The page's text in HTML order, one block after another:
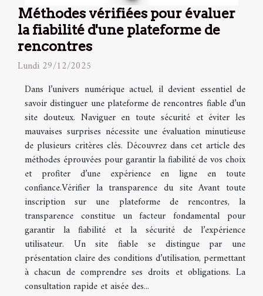
Méthodes vérifiées pour évaluer
la fiabilité d'une plateforme de
rencontres
Lundi 29/12/2025
Dans l’univers numérique actuel, il devient essentiel de
savoir distinguer une plateforme de rencontres fiable d’un
site douteux. Naviguer en toute sécurité et éviter les
mauvaises surprises nécessite une évaluation minutieuse
de plusieurs critères clés. Découvrez dans cet article des
méthodes éprouvées pour garantir la fiabilité de vos choix
et profiter d’une expérience en ligne en toute
confiance.Vérifier la transparence du site Avant toute
inscription sur une plateforme de rencontres, la
transparence constitue un facteur fondamental pour
garantir la fiabilité et la sécurité de l’expérience
utilisateur. Un site fiable se distingue par une
présentation claire des conditions d’utilisation, permettant
à chacun de comprendre ses droits et obligations. La
consultation rapide et aisée des...